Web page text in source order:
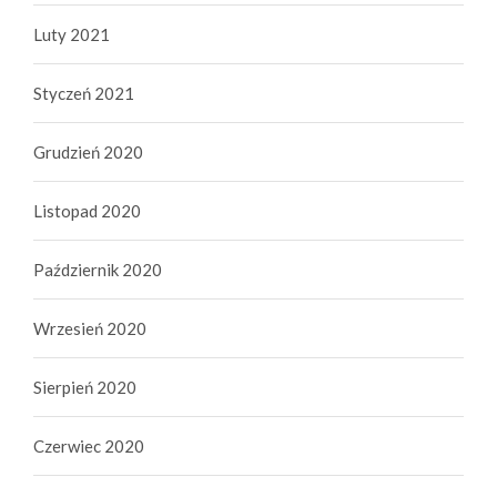
Luty 2021
Styczeń 2021
Grudzień 2020
Listopad 2020
Październik 2020
Wrzesień 2020
Sierpień 2020
Czerwiec 2020